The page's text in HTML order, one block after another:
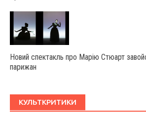
Новий спектакль про Марію Стюарт
парижан
КУЛЬТКРИТИКИ